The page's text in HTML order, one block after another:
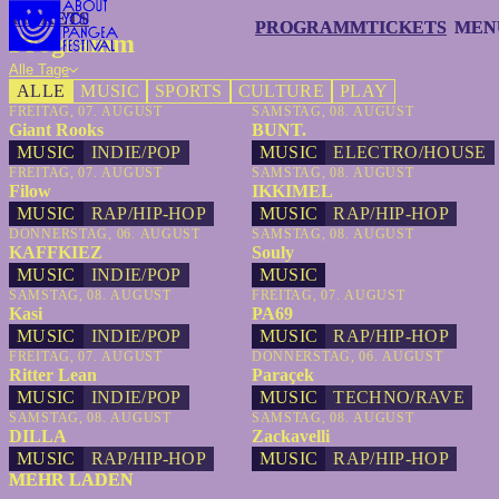
PROGRAMM
PROGRAMMTICKETS
TICKETS
TICKETS
TICKETS
Programm
Alle Tage
ALLE MUSIC SPORTS CULTURE PLAY
FREITAG, 07. AUGUST
Giant Rooks
MUSIC
INDIE/POP
SAMSTAG, 08. AUGUST
BUNT.
MUSIC
ELECTRO/HOUSE
FREITAG, 07. AUGUST
Filow
MUSIC
RAP/HIP-HOP
SAMSTAG, 08. AUGUST
IKKIMEL
MUSIC
RAP/HIP-HOP
DONNERSTAG, 06. AUGUST
KAFFKIEZ
MUSIC
INDIE/POP
SAMSTAG, 08. AUGUST
Souly
MUSIC
SAMSTAG, 08. AUGUST
Kasi
MUSIC
INDIE/POP
FREITAG, 07. AUGUST
PA69
MUSIC
RAP/HIP-HOP
FREITAG, 07. AUGUST
Ritter Lean
MUSIC
INDIE/POP
DONNERSTAG, 06. AUGUST
Paraçek
MUSIC
TECHNO/RAVE
SAMSTAG, 08. AUGUST
DILLA
MUSIC
RAP/HIP-HOP
SAMSTAG, 08. AUGUST
Zackavelli
MUSIC
RAP/HIP-HOP
MEHR LADEN
MEHR LADEN